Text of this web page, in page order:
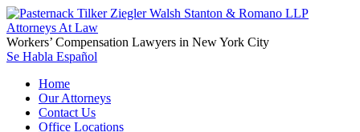
Workers’ Compensation Lawyers in New York City
Se Habla Español
Home
Our Attorneys
Contact Us
Office Locations